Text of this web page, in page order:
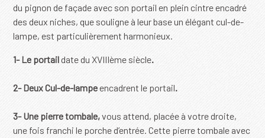
du pignon de façade avec son portail en plein cintre encadré
des deux niches, que souligne à leur base un élégant cul-de-
lampe, est particulièrement harmonieux.
1-Le portaildate du XVIIIème siècle.
2-Deux Cul-de-lampeencadrent le portail.
3-Une pierre tombale,vous attend, placée à votre droite,
une fois franchi le porche d’entrée. Cette pierre tombale avec